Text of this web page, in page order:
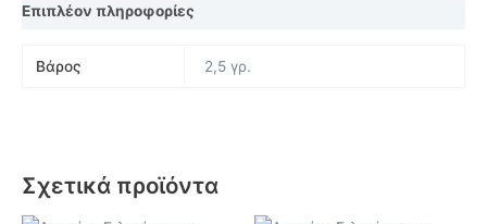
Επιπλέον πληροφορίες
Βάρος 2,5 γρ.
Σχετικά προϊόντα